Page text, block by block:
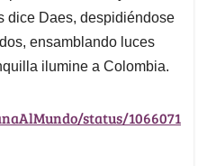
dice Daes, despidiéndose
ensamblando luces
ilumine a Colombia.
status/1066071